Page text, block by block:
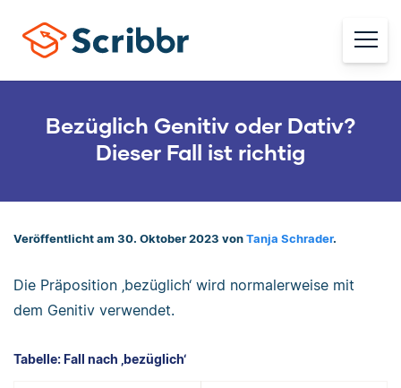
Bezüglich Genitiv oder Dativ?
Dieser Fall ist richtig
Veröffentlicht am 30. Oktober 2023 von Tanja Schrader.
Die Präposition ‚bezüglich‘ wird normalerweise mit
dem Genitiv verwendet.
Tabelle: Fall nach ‚bezüglich‘